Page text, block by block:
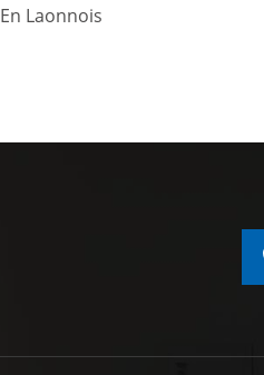
En Laonnois